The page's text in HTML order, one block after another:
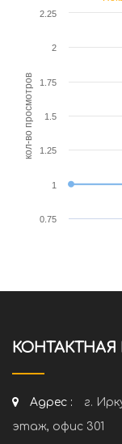
кол-во просмотров
0.75
1
1.25
1.5
1.75
2
2.25
Адрес :
г.
этаж, офис 301